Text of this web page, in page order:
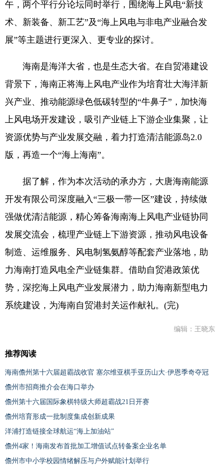
午，两个平行分论坛同时举行，围绕海上风电“新技
术、新装备、新工艺”及“海上风电与非电产业融合发
展”等主题进行更深入、更专业的探讨。
海南是海洋大省，也是生态大省。在自贸港建设
背景下，海南正将海上风电产业作为培育壮大海洋新
兴产业、推动能源绿色低碳转型的“牛鼻子”，加快海
上风电场开发建设，吸引产业链上下游企业集聚，让
资源优势与产业发展交融，着力打造清洁能源岛2.0
版，再造一个“海上海南”。
据了解，作为本次活动的承办方，大唐海南能源
开发有限公司深度融入“三极一带一区”建设，持续做
强做优清洁能源，精心筹备海南海上风电产业链协同
发展交流会，梳理产业链上下游资源，推动风电设备
制造、运维服务、风电制氢氨醇等配套产业落地，助
力海南打造风电全产业链集群。借助自贸港政策优
势，深挖海上风电产业发展潜力，助力海南新型电力
系统建设，为海南自贸港封关运作献礼。(完)
编辑：王晓东
推荐阅读
海南儋州第十六届超霸战收官 塞尔维亚棋手亚历山大·伊恩季奇夺冠
儋州市招商推介会在海口举办
儋州第十六届国际象棋特级大师超霸战21日开赛
儋州培育形成一批制度集成创新成果
洋浦打造链接全球航运“海上加油站”
儋州4家！海南发布首批加工增值试点转备案企业名单
儋州市中小学校园情绪解压与户外赋能计划举行